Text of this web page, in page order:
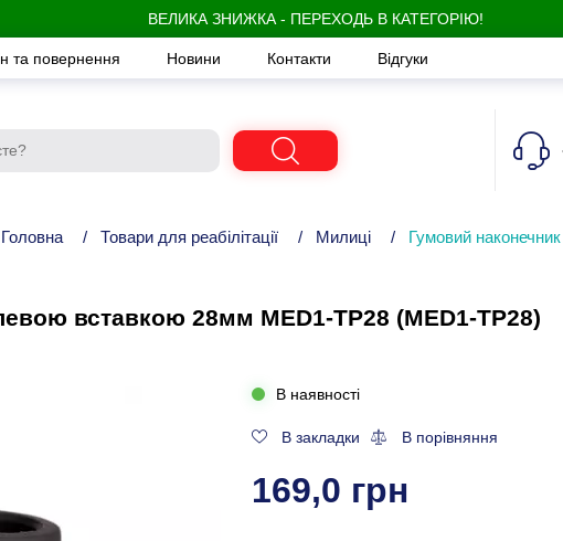
ВЕЛИКА ЗНИЖКА - ПЕРЕХОДЬ В КАТЕГОРІЮ!
та повернення Новини Контакти Відгуки
Головна / Товари для реабілітації / Милиці / Гумовий
вставкою 28мм MED1-TP28 (MED1-TP28)
В наявності
В закладки В порівняння
169,0 грн